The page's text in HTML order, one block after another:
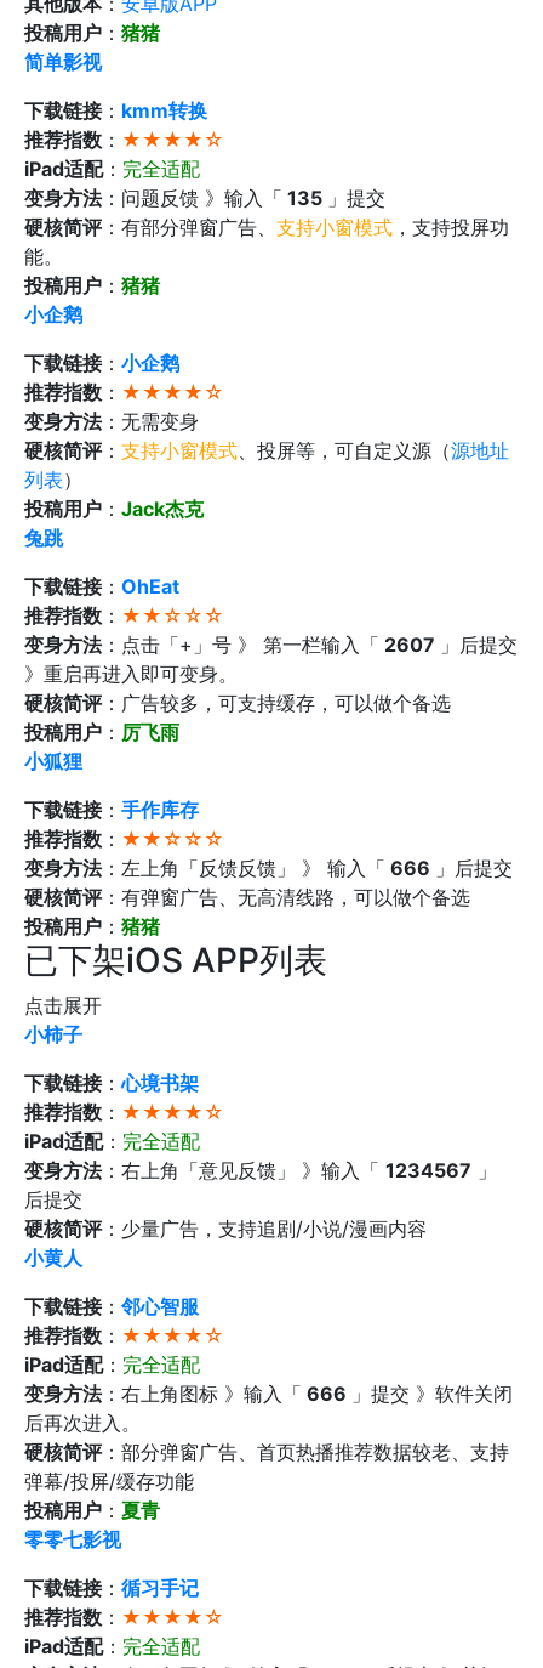
投稿用户 ： 猪猪
简单影视
下载链接： kmm转换
推荐指数 ： ★★★★☆
iPad适配： 完全适配
变身方法：问题反馈 》输入「 135 」提交
硬核简评：有部分弹窗广告、 支持小窗模式 ，支持投屏功
能。
投稿用户 ： 猪猪
小企鹅
下载链接： 小企鹅
推荐指数 ： ★★★★☆
变身方法：无需变身
硬核简评： 支持小窗模式、投屏等，可自定义源（源地址
列表）
投稿用户 ： Jack杰克
兔跳
下载链接： OhEat
推荐指数 ： ★★☆☆☆
变身方法：点击「+」号 》 第一栏输入「 2607 」后提交
》重启再进入即可变身。
硬核简评：广告较多，可支持缓存，可以做个备选
投稿用户 ： 厉飞雨
小狐狸
下载链接： 手作库存
推荐指数 ： ★★☆☆☆
变身方法：左上角「反馈反馈」 》 输入「 666 」后提交
硬核简评：有弹窗广告、无高清线路，可以做个备选
投稿用户 ： 猪猪
已下架iOS APP列表
点击展开
小柿子
下载链接：心境书架
推荐指数 ： ★★★★☆
iPad适配： 完全适配
变身方法：右上角「意见反馈」 》输入「 1234567 」
后提交
硬核简评：少量广告，支持追剧/小说/漫画内容
小黄人
下载链接： 邻心智服
推荐指数 ： ★★★★☆
iPad适配： 完全适配
变身方法：右上角图标 》输入「 666 」提交 》软件关闭
后再次进入。
硬核简评：部分弹窗广告、首页热播推荐数据较老、支持
弹幕/投屏/缓存功能
投稿用户 ： 夏青
零零七影视
下载链接： 循习手记
推荐指数 ： ★★★★☆
iPad适配： 完全适配